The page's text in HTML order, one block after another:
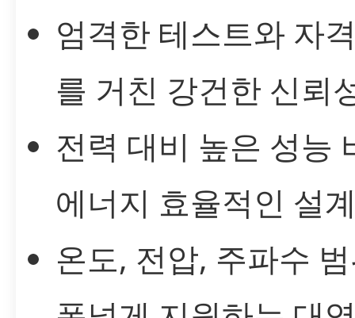
엄격한 테스트와 자
를 거친 강건한 신뢰
전력 대비 높은 성능
에너지 효율적인 설
온도, 전압, 주파수